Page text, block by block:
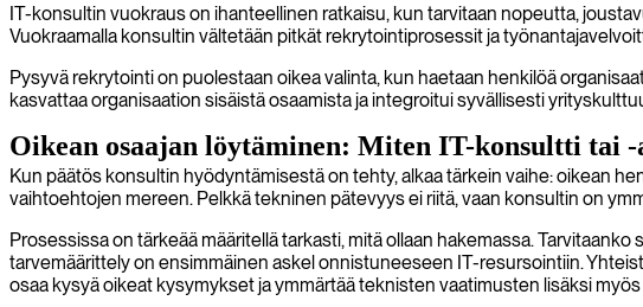
IT-konsultin vuokraus on ihanteellinen ratkaisu, kun tarvitaan nopeutta,
Vuokraamalla konsultin vältetään pitkät rekrytointiprosessit ja
Pysyvä rekrytointi on puolestaan oikea valinta, kun haetaan henkilöä
kasvattaa organisaation sisäistä osaamista ja integroitui syvällisesti
Oikean osaajan löytäminen: Miten IT-konsultti tai
Kun päätös konsultin hyödyntämisestä on tehty, alkaa tärkein vaihe: oikean
vaihtoehtojen mereen. Pelkkä tekninen pätevyys ei riitä, vaan konsultin on
Prosessissa on tärkeää määritellä tarkasti, mitä ollaan hakemassa.
tarvemäärittely on ensimmäinen askel onnistuneeseen IT-resursointiin.
osaa kysyä oikeat kysymykset ja ymmärtää teknisten vaatimusten lisäksi